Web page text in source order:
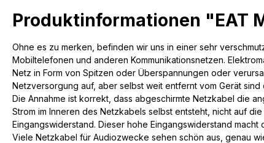
Produktinformationen "EAT
Ohne es zu merken, befinden wir uns in einer sehr
Mobiltelefonen und anderen Kommunikationsnetzen.
Netz in Form von Spitzen oder Überspannungen oder
Netzversorgung auf, aber selbst weit entfernt vom Gerät
Die Annahme ist korrekt, dass abgeschirmte Netzkabel die
Strom im Inneren des Netzkabels selbst entsteht, nicht auf
Eingangswiderstand. Dieser hohe Eingangswiderstand
Viele Netzkabel für Audiozwecke sehen schön aus, genau